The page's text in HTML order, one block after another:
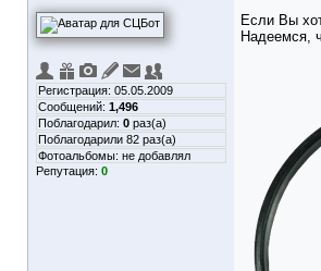
Регистрация: 05.05.2009
Сообщений: 1,496
Поблагодарил: 0 раз(а)
Поблагодарили 82 раз(а)
Фотоальбомы: не добавлял
Репутация: 0
Если Вы
Надеемся,